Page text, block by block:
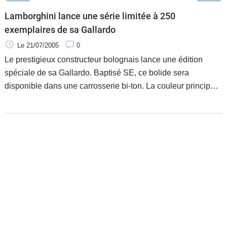
Lamborghini lance une série limitée à 250
exemplaires de sa Gallardo
Le 21/07/2005 0
Le prestigieux constructeur bolognais lance une édition
spéciale de sa Gallardo. Baptisé SE, ce bolide sera
disponible dans une carrosserie bi-ton. La couleur principale
noir